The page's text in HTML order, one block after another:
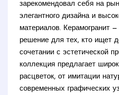
зарекомендовал себя на
элегантного дизайна и
материалов. Керамогранит
решение для тех, кто ищет
сочетании с эстетической
коллекция предлагает
расцветок, от имитации
современных графических